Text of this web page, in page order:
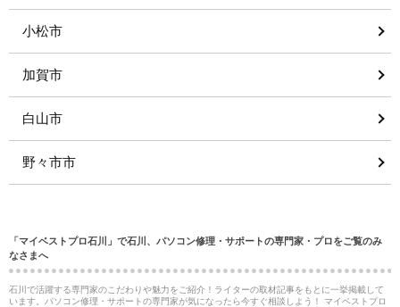
小松市
加賀市
白山市
野々市市
「マイベストプロ石川」で石川、パソコン修理・サポートの専門家・プロをご覧のみ
なさまへ
石川で活躍する専門家のこだわりや魅力をご紹介！ライターの取材記事をもとに一挙掲載して
います。パソコン修理・サポートの専門家が気になったら今すぐ相談しよう！ マイベストプロ